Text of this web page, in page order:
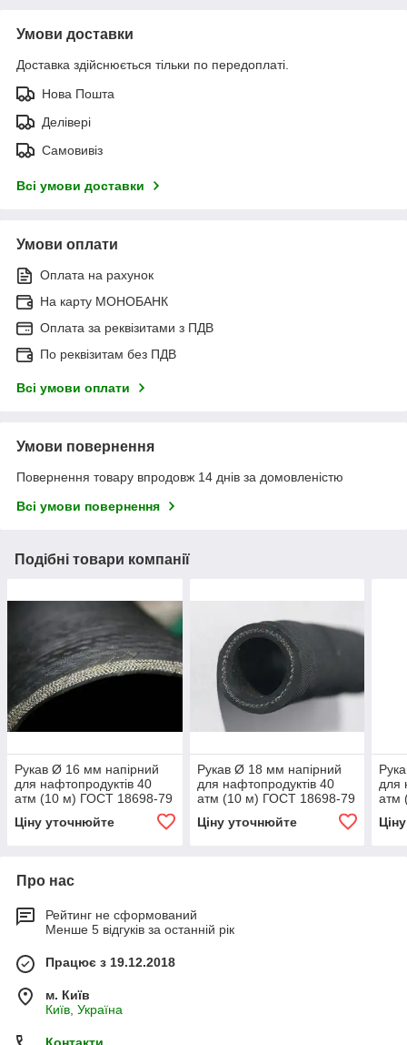
Умови доставки
Доставка здійснюється тільки по передоплаті.
Нова Пошта
Делівері
Самовивіз
Всі умови доставки
Умови оплати
Оплата на рахунок
На карту МОНОБАНК
Оплата за реквізитами з ПДВ
По реквізитам без ПДВ
Всі умови оплати
Умови повернення
Повернення товару впродовж 14 днів за домовленістю
Всі умови повернення
Подібні товари компанії
Рукав Ø 16 мм напірний
для нафтопродуктів 40
атм (10 м) ГОСТ 18698-79
Ціну уточнюйте
Рукав Ø 18 мм напірний
для нафтопродуктів 40
атм (10 м) ГОСТ 18698-79
Ціну уточнюйте
для
атм
Про нас
Рейтинг не сформований
Менше 5 відгуків за останній рік
Працює з 19.12.2018
м. Київ
Київ, Україна